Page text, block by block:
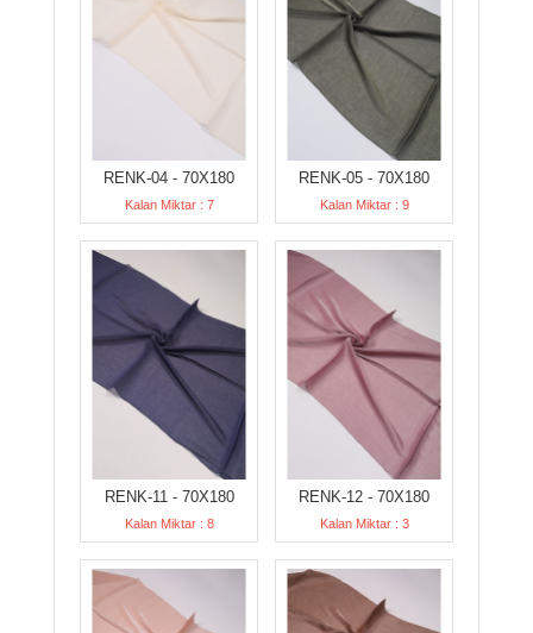
RENK-04 - 70X180
Kalan Miktar : 7
RENK-05 - 70X180
Kalan Miktar : 9
RENK-11 - 70X180
Kalan Miktar : 8
RENK-12 - 70X180
Kalan Miktar : 3